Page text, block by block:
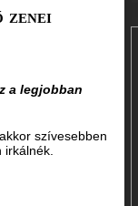
zenei
a legjobban
szívesebben